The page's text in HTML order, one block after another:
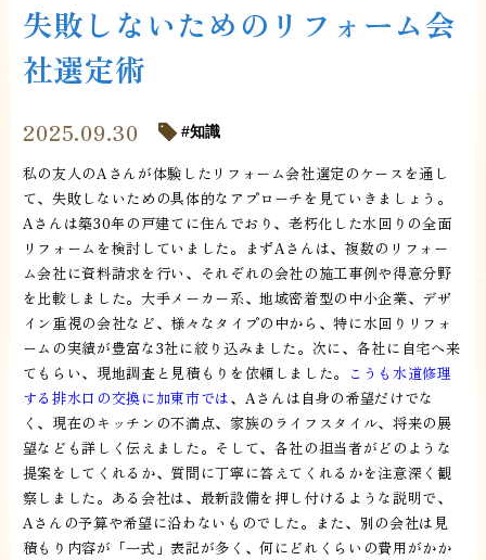
失敗しないためのリフォーム会
社選定術
2025.09.30 知識
私の友人のAさんが体験したリフォーム会社選定のケースを通し
て、失敗しないための具体的なアプローチを見ていきましょう。
Aさんは築30年の戸建てに住んでおり、老朽化した水回りの全面
リフォームを検討していました。まずAさんは、複数のリフォー
ム会社に資料請求を行い、それぞれの会社の施工事例や得意分野
を比較しました。大手メーカー系、地域密着型の中小企業、デザ
イン重視の会社など、様々なタイプの中から、特に水回りリフォ
ームの実績が豊富な3社に絞り込みました。次に、各社に自宅へ来
てもらい、現地調査と見積もりを依頼しました。
こうも水道修理
する排水口の交換に加東市では、Aさんは自身の希望だけでな
く、現在のキッチンの不満点、家族のライフスタイル、将来の展
望なども詳しく伝えました。そして、各社の担当者がどのような
提案をしてくれるか、質問に丁寧に答えてくれるかを注意深く観
察しました。ある会社は、最新設備を押し付けるような説明で、
Aさんの予算や希望に沿わないものでした。また、別の会社は見
積もり内容が「一式」表記が多く、何にどれくらいの費用がかか